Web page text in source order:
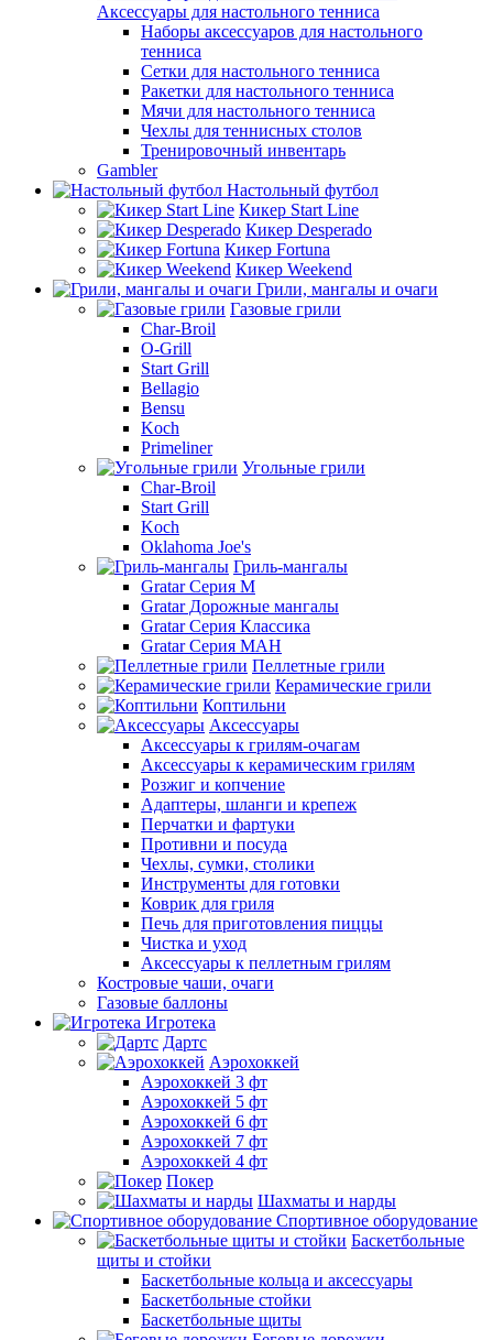
Аксессуары для настольного тенниса
Наборы аксессуаров для настольного
тенниса
Сетки для настольного тенниса
Ракетки для настольного тенниса
Мячи для настольного тенниса
Чехлы для теннисных столов
Тренировочный инвентарь
Gambler
Настольный футбол
Кикер Start Line
Кикер Desperado
Кикер Fortuna
Кикер Weekend
Грили, мангалы и очаги
Газовые грили
Char-Broil
O-Grill
Start Grill
Bellagio
Bensu
Koch
Primeliner
Угольные грили
Char-Broil
Start Grill
Koch
Oklahoma Joe's
Гриль-мангалы
Gratar Серия M
Gratar Дорожные мангалы
Gratar Серия Классика
Gratar Серия МАН
Пеллетные грили
Керамические грили
Коптильни
Аксессуары
Аксессуары к грилям-очагам
Аксессуары к керамическим грилям
Розжиг и копчение
Адаптеры, шланги и крепеж
Перчатки и фартуки
Противни и посуда
Чехлы, сумки, столики
Инструменты для готовки
Коврик для гриля
Печь для приготовления пиццы
Чистка и уход
Аксессуары к пеллетным грилям
Костровые чаши, очаги
Газовые баллоны
Игротека
Дартс
Аэрохоккей
Аэрохоккей 3 фт
Аэрохоккей 5 фт
Аэрохоккей 6 фт
Аэрохоккей 7 фт
Аэрохоккей 4 фт
Покер
Шахматы и нарды
Спортивное оборудование
Баскетбольные
щиты и стойки
Баскетбольные кольца и аксессуары
Баскетбольные стойки
Баскетбольные щиты